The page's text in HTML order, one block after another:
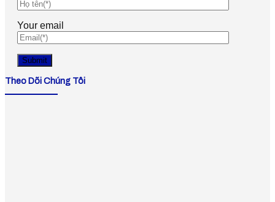
Your email
Theo Dõi Chúng Tôi